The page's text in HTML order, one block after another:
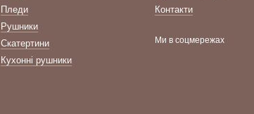
Пледи
Рушники
Скатертини
Кухонні рушники
Контакти
Ми в соцмережах